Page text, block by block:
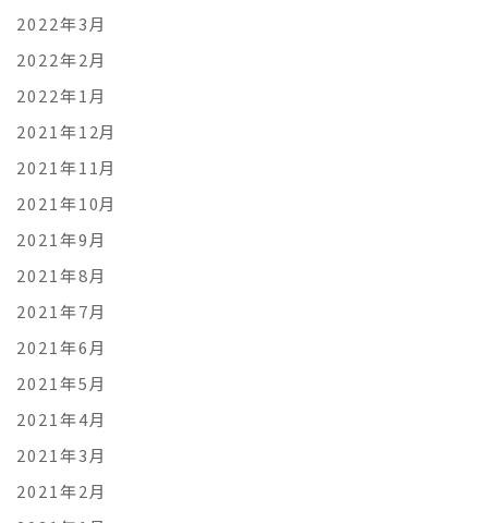
2022年3月
2022年2月
2022年1月
2021年12月
2021年11月
2021年10月
2021年9月
2021年8月
2021年7月
2021年6月
2021年5月
2021年4月
2021年3月
2021年2月